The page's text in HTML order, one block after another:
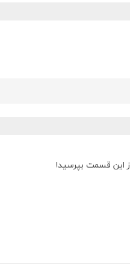
این قسمت بپرسید!